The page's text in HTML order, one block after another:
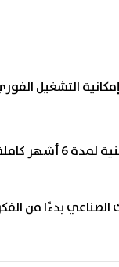
التشغيل الفوري
بعد التسليم، يتم العمل
بدءًا من